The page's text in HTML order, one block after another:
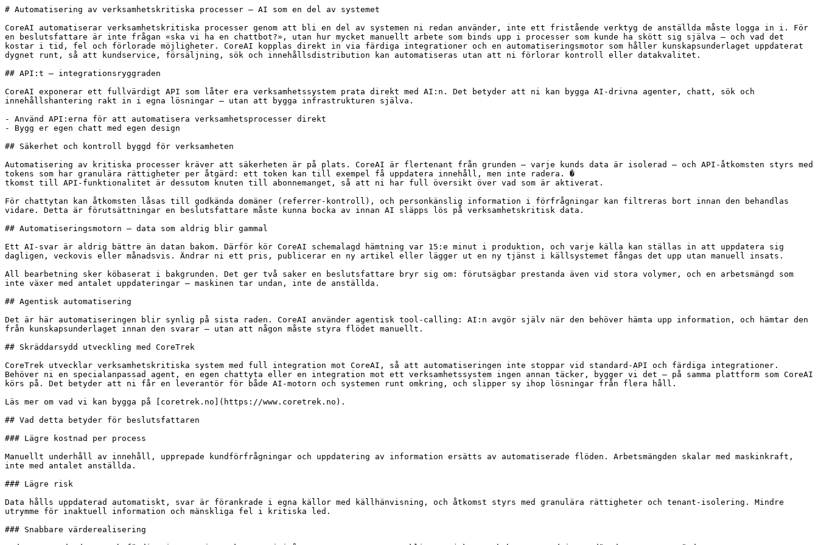
# Automatisering av verksamhetskritiska processer – AI som en del av systemet
CoreAI automatiserar verksamhetskritiska processer genom att bli en del av systemen ni redan använder, inte ett fristående verktyg de anställda måste logga in i. För
en beslutsfattare är inte frågan «ska vi ha en chattbot?», utan hur mycket manuellt arbete som binds upp i processer som kunde ha skött sig själva – och vad det
kostar i tid, fel och förlorade möjligheter. CoreAI kopplas direkt in via färdiga integrationer och en automatiseringsmotor som håller kunskapsunderlaget uppdaterat
dygnet runt, så att kundservice, försäljning, sök och innehållsdistribution kan automatiseras utan att ni förlorar kontroll eller datakvalitet.
## API:t – integrationsryggraden
CoreAI exponerar ett fullvärdigt API som låter era verksamhetssystem prata direkt med AI:n. Det betyder att ni kan bygga AI-drivna agenter, chatt, sök och
innehållshantering rakt in i egna lösningar – utan att bygga infrastrukturen själva.
- Använd API:erna för att automatisera verksamhetsprocesser direkt
- Bygg er egen chatt med egen design
## Säkerhet och kontroll byggd för verksamheten
Automatisering av kritiska processer kräver att säkerheten är på plats. CoreAI är flertenant från grunden – varje kunds data är isolerad – och API-åtkomsten styrs med
tokens som har granulära rättigheter per åtgärd: ett token kan till exempel få uppdatera innehåll, men inte radera. �
tkomst till API-funktionalitet är dessutom knuten till abonnemanget, så att ni har full översikt över vad som är aktiverat.
För chattytan kan åtkomsten låsas till godkända domäner (referrer-kontroll), och personkänslig information i förfrågningar kan filtreras bort innan den behandlas
vidare. Detta är förutsättningar en beslutsfattare måste kunna bocka av innan AI släpps lös på verksamhetskritisk data.
## Automatiseringsmotorn – data som aldrig blir gammal
Ett AI-svar är aldrig bättre än datan bakom. Därför kör CoreAI schemalagd hämtning var 15:e minut i produktion, och varje källa kan ställas in att uppdatera sig
dagligen, veckovis eller månadsvis. Ändrar ni ett pris, publicerar en ny artikel eller lägger ut en ny tjänst i källsystemet fångas det upp utan manuell insats.
All bearbetning sker köbaserat i bakgrunden. Det ger två saker en beslutsfattare bryr sig om: förutsägbar prestanda även vid stora volymer, och en arbetsmängd som
inte växer med antalet uppdateringar – maskinen tar undan, inte de anställda.
## Agentisk automatisering
Det är här automatiseringen blir synlig på sista raden. CoreAI använder agentisk tool-calling: AI:n avgör själv när den behöver hämta upp information, och hämtar den
från kunskapsunderlaget innan den svarar – utan att någon måste styra flödet manuellt.
## Skräddarsydd utveckling med CoreTrek
CoreTrek utvecklar verksamhetskritiska system med full integration mot CoreAI, så att automatiseringen inte stoppar vid standard-API och färdiga integrationer.
Behöver ni en specialanpassad agent, en egen chattyta eller en integration mot ett verksamhetssystem ingen annan täcker, bygger vi det – på samma plattform som CoreAI
körs på. Det betyder att ni får en leverantör för både AI-motorn och systemen runt omkring, och slipper sy ihop lösningar från flera håll.
Läs mer om vad vi kan bygga på [coretrek.no](https://www.coretrek.no).
## Vad detta betyder för beslutsfattaren
### Lägre kostnad per process
Manuellt underhåll av innehåll, upprepade kundförfrågningar och uppdatering av information ersätts av automatiserade flöden. Arbetsmängden skalar med maskinkraft,
inte med antalet anställda.
### Lägre risk
Data hålls uppdaterad automatiskt, svar är förankrade i egna källor med källhänvisning, och åtkomst styrs med granulära rättigheter och tenant-isolering. Mindre
utrymme för inaktuell information och mänskliga fel i kritiska led.
### Snabbare värderealisering